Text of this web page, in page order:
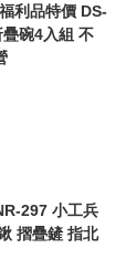
利品特價 DS-
碗4入組 不
297 小工兵
摺疊鏟 指北